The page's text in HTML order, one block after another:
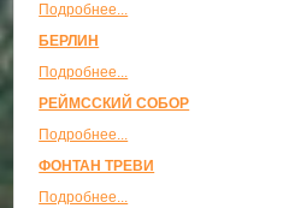
Подробнее...
БЕРЛИН
Подробнее...
РЕЙМССКИЙ СОБОР
Подробнее...
ФОНТАН ТРЕВИ
Подробнее...